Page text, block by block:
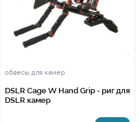
обвесы для камер
DSLR Cage W Hand Grip - риг для
DSLR камер